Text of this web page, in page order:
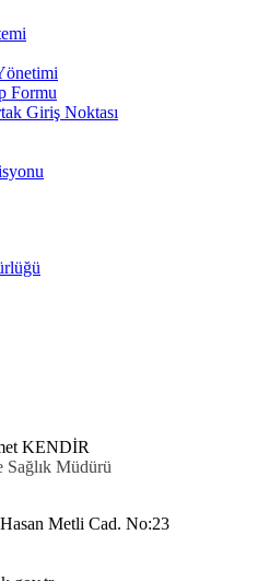
Formu
Giriş Noktası
KENDİR
Sağlık Müdürü
Metli Cad. No:23